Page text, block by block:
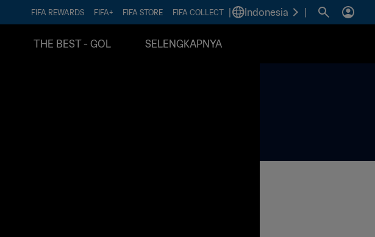
FIFA REWARDS FIFA+ FIFA STORE FIFA COLLECT Indonesia
THE BEST - GOL SELENGKAPNYA